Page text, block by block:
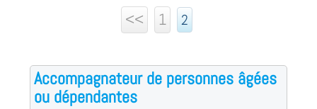
<<
1 2
Accompagnateur de personnes âgées
ou dépendantes